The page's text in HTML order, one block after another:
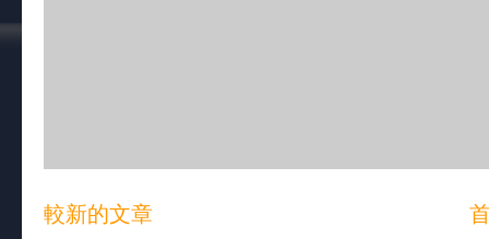
較新的文章